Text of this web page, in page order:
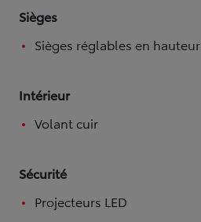
Sièges
Sièges réglables en hauteur
Intérieur
Volant cuir
Sécurité
Projecteurs LED